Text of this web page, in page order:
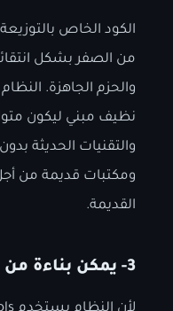
الكود الخاص
من الصفر بشكل
والحزم الجاهزة.
نظيف مبني ليكون
والتقنيات الحديثة
ومكتبات قديمة من
القديمة.
3- يمكن بناءة من المصدر